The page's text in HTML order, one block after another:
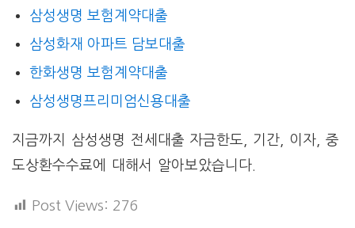
삼성생명 보험계약대출
삼성화재 아파트 담보대출
한화생명 보험계약대출
삼성생명프리미엄신용대출
지금까지 삼성생명 전세대출 자금한도, 기간, 이자, 중
도상환수수료에 대해서 알아보았습니다.
Post Views: 276